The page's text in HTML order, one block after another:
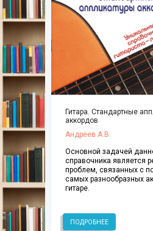
Гитара. Стандартные
аккордов
Андреев А.В.
Основной задачей
справочника является
проблем, связанных с
самых разнообразных
гитаре.
ПОДРОБНЕЕ